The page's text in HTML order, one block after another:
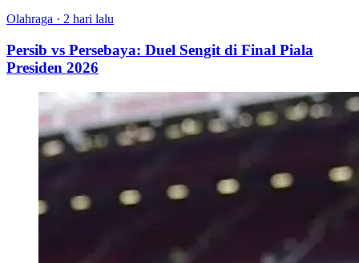
Olahraga · 2 hari lalu
Persib vs Persebaya: Duel Sengit di Final Piala
Presiden 2026